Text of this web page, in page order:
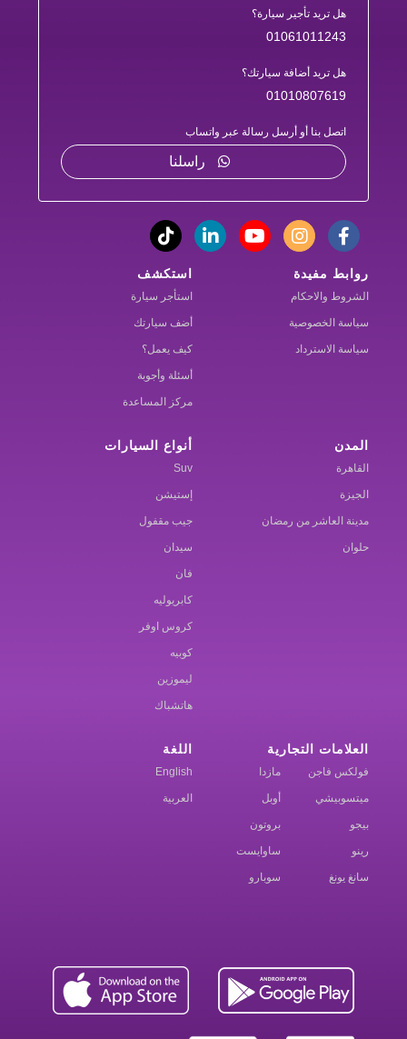
هل تريد تأجير سيارة؟
01061011243
هل تريد أضافة سيارتك؟
01010807619
اتصل بنا أو أرسل رسالة عبر واتساب
راسلنا
روابط مفيدة
الشروط والاحكام
سياسة الخصوصية
سياسة الاسترداد
استكشف
استأجر سيارة
أضف سيارتك
كيف يعمل؟
أسئلة وأجوبة
مركز المساعدة
المدن
القاهرة
الجيزة
مدينة العاشر من رمضان
حلوان
أنواع السيارات
Suv
إستيشن
جيب مقفول
سيدان
فان
كابريوليه
كروس اوفر
كوبيه
ليموزين
هاتشباك
العلامات التجارية
فولكس فاجن مازدا
ميتسوبيشي أوبل
بيجو بروتون
رينو ساوايست
سانغ يونغ سوبارو
اللغة
English
العربية